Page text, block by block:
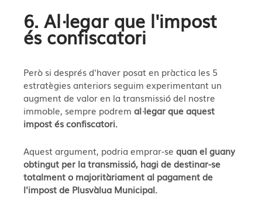
6. Al·legar que l'impost
és confiscatori
Però si després d'haver posat en pràctica les 5
estratègies anteriors seguim experimentant un
augment de valor en la transmissió del nostre
immoble, sempre podrem al·legar que aquest
impost és confiscatori.
Aquest argument, podria emprar-se quan el guany
obtingut per la transmissió, hagi de destinar-se
totalment o majoritàriament al pagament de
l'impost de Plusvàlua Municipal.